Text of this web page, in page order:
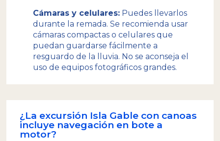
Cámaras y celulares: Puedes llevarlos
durante la remada. Se recomienda usar
cámaras compactas o celulares que
puedan guardarse fácilmente a
resguardo de la lluvia. No se aconseja el
uso de equipos fotográficos grandes.
¿La excursión Isla Gable con canoas
incluye navegación en bote a
motor?